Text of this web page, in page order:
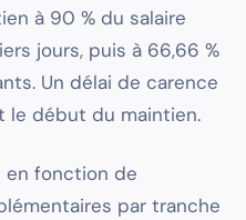
à 90 % du salaire
jours, puis à 66,66 %
Un délai de carence
le début du maintien.
en fonction de
par tranche